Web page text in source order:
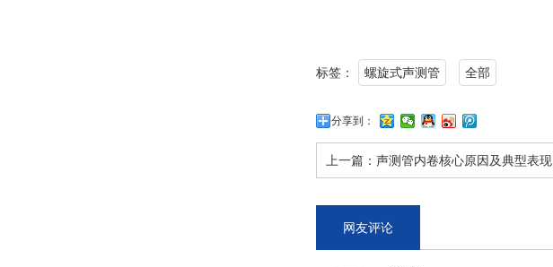
标签： 螺旋式声测管 全部
分享到：
上一篇： 声测管内卷核心原因及典型表现
网友评论